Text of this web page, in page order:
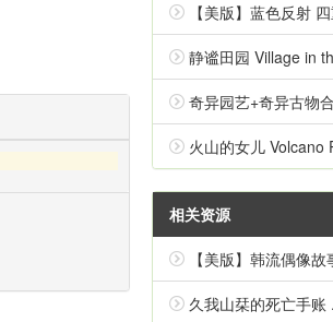
【美版】蓝色反射 四重奏 .BLUE
静谧田园 Village in
奇异园艺+奇异古物合集
火山的女儿 Volcano
相关资源
【美版】韩流偶像故事：出道之路 .K-Pop Idol
久我山栞的死亡手账 .Kugayama